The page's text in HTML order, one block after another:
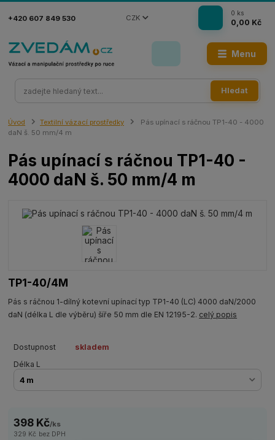
Menu
CZK
Hledat
+420 607 849 530
0 ks
0,00 Kč
Úvod Textilní vázací prostředky
Pás upínací s ráčnou TP1-40 - 4000
daN š. 50 mm/4 m
Pás upínací s ráčnou TP1-40 -
4000 daN š. 50 mm/4 m
TP1-40/4M
Pás s ráčnou 1-dílný kotevní upínací typ TP1-40 (LC) 4000 daN/2000
daN (délka L dle výběru) šíře 50 mm dle EN 12195-2. celý popis
Dostupnost
skladem
Délka L
398 Kč/ks
329 Kč bez DPH